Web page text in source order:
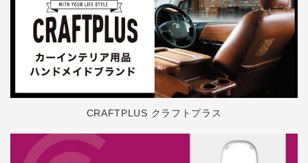
CRAFTPLUS クラフトプラス